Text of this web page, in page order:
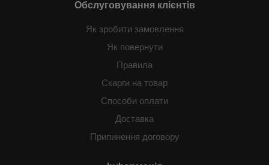
Обслуговування клієнтів
Як зробити замовлення
Як повернути
Правила
Скарги на товар
Способи оплати
Доставка
Припинення договору